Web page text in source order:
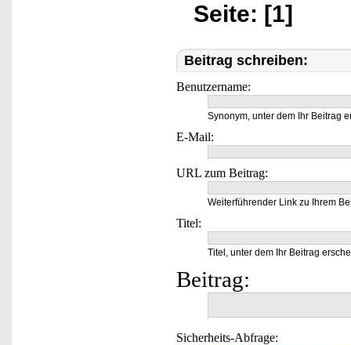
Seite: [1]
Beitrag schreiben:
Benutzername:
Synonym, unter dem Ihr Beitrag
E-Mail:
URL zum Beitrag:
Weiterführender Link zu Ihrem
Titel:
Titel, unter dem Ihr Beitrag
Beitrag:
Sicherheits-Abfrage: